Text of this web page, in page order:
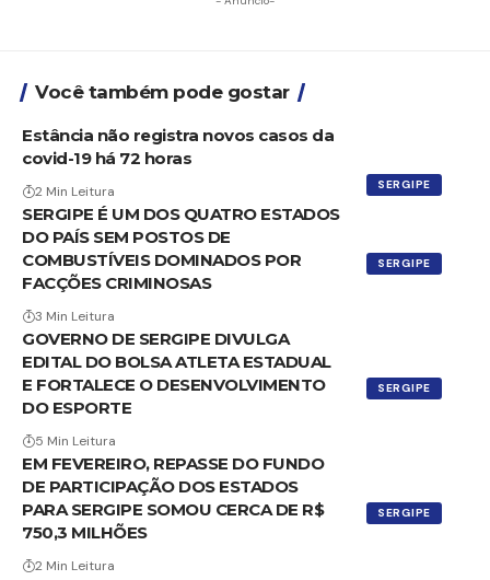
Você também pode gostar
SERGIPE
Estância não registra novos casos da
covid-19 há 72 horas
2 Min Leitura
SERGIPE
SERGIPE É UM DOS QUATRO ESTADOS
DO PAÍS SEM POSTOS DE
COMBUSTÍVEIS DOMINADOS POR
FACÇÕES CRIMINOSAS
3 Min Leitura
SERGIPE
GOVERNO DE SERGIPE DIVULGA
EDITAL DO BOLSA ATLETA ESTADUAL
E FORTALECE O DESENVOLVIMENTO
DO ESPORTE
5 Min Leitura
SERGIPE
EM FEVEREIRO, REPASSE DO FUNDO
DE PARTICIPAÇÃO DOS ESTADOS
PARA SERGIPE SOMOU CERCA DE R$
750,3 MILHÕES
2 Min Leitura